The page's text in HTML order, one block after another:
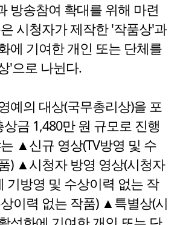
방송참여 확대를 위해 마련
시청자가 제작한 '작품상'과
에 기여한 개인 또는 단체를
'으로 나뉜다.
예의 대상(국무총리상)을 포
금 1,480만 원 규모로 진행
▲신규 영상(TV방영 및 수
) ▲시청자 방영 영상(시청자
기방영 및 수상이력 없는 작
이력 없는 작품) ▲특별상(시